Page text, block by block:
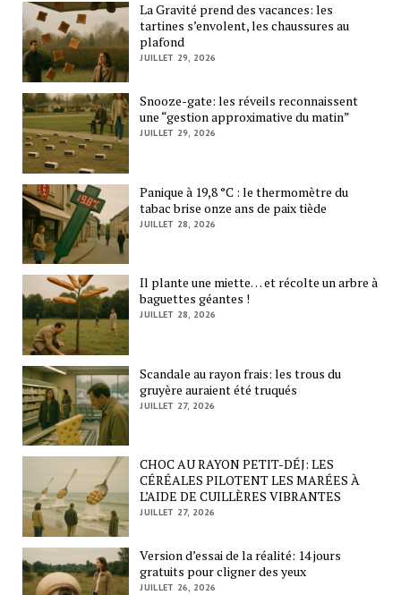
La Gravité prend des vacances: les
tartines s’envolent, les chaussures au
plafond
JUILLET 29, 2026
Snooze-gate: les réveils reconnaissent
une “gestion approximative du matin”
JUILLET 29, 2026
Panique à 19,8 °C : le thermomètre du
tabac brise onze ans de paix tiède
JUILLET 28, 2026
Il plante une miette… et récolte un arbre à
baguettes géantes !
JUILLET 28, 2026
Scandale au rayon frais: les trous du
gruyère auraient été truqués
JUILLET 27, 2026
CHOC AU RAYON PETIT-DÉJ: LES
CÉRÉALES PILOTENT LES MARÉES À
L’AIDE DE CUILLÈRES VIBRANTES
JUILLET 27, 2026
Version d’essai de la réalité: 14 jours
gratuits pour cligner des yeux
JUILLET 26, 2026